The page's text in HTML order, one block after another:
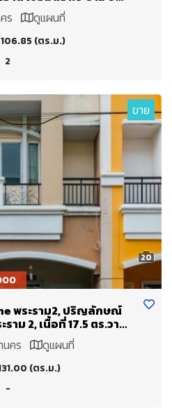
ร ดูแผนที่
106.85 (ตร.ม.)
2
20
ขาย
พระราม2, ปริญลักษณ์
าม 2, เนื้อที่ 17.5 ตร.วา
นคร ดูแผนที่
(ตร.ม.)
-